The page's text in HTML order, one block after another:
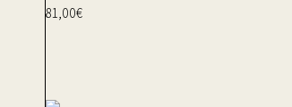
81,00€